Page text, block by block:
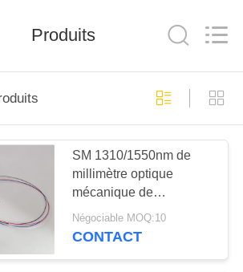
Patch
320
96
Produits
SM 1310/1550nm de
millimètre optique
mécanique de
commutateur de fibre du
by-pass 4x4
Négociable MOQ:10
CONTACT